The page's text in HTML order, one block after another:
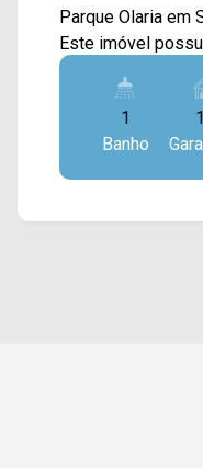
Parque Olaria em
Este imóvel
de construção,
infraestrutura
> 01 banheiro
Esta localizado
Paula Coelho,
contato com a
1
Banho